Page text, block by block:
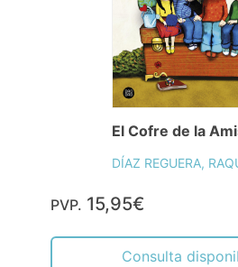
El Cofre de la
DÍAZ REGUERA,
PVP. 15,95€
Consulta